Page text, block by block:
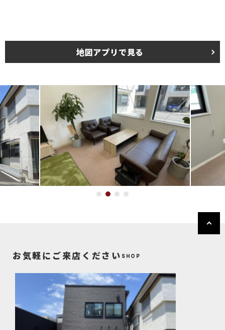
地図アプリで見る
お気軽にご来店ください SHOP